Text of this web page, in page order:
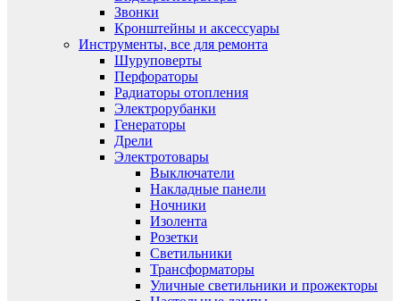
Звонки
Кронштейны и аксессуары
Инструменты, все для ремонта
Шуруповерты
Перфораторы
Радиаторы отопления
Электрорубанки
Генераторы
Дрели
Электротовары
Выключатели
Накладные панели
Ночники
Изолента
Розетки
Светильники
Трансформаторы
Уличные светильники и прожекторы